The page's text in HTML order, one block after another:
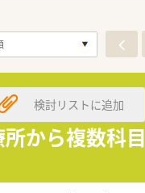
から複数科目
検討リストに追加